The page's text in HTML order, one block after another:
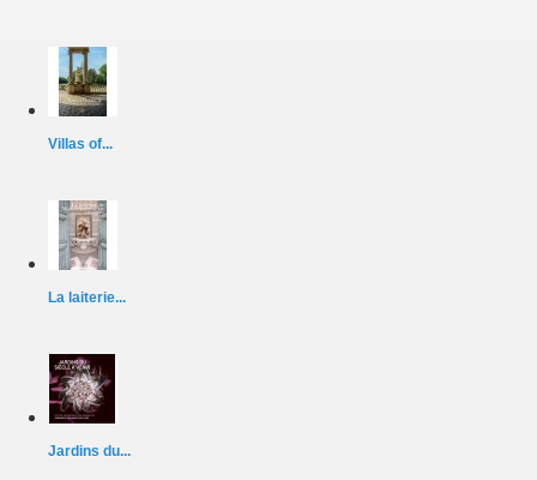
Villas of...
La laiterie...
Jardins du...